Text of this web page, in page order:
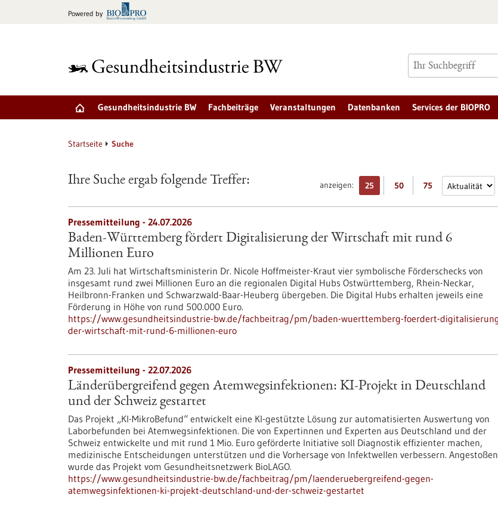
Powered by
Gesundheitsindustrie BW Fachbeiträge Veranstaltungen Datenbanken Services der BIOPRO
Startseite Suche
anzeigen: 25 50 75
Ihre Suche ergab folgende Treffer:
Pressemitteilung - 24.07.2026
Baden-Württemberg fördert Digitalisierung der Wirtschaft mit rund 6
Millionen Euro
Am 23. Juli hat Wirtschaftsministerin Dr. Nicole Hoffmeister-Kraut vier symbolische Förderschecks von
insgesamt rund zwei Millionen Euro an die regionalen Digital Hubs Ostwürttemberg, Rhein-Neckar,
Heilbronn-Franken und Schwarzwald-Baar-Heuberg übergeben. Die Digital Hubs erhalten jeweils eine
Förderung in Höhe von rund 500.000 Euro.
https://www.gesundheitsindustrie-bw.de/fachbeitrag/pm/baden-wuerttemberg-foerdert-
der-wirtschaft-mit-rund-6-millionen-euro
Pressemitteilung - 22.07.2026
Länderübergreifend gegen Atemwegsinfektionen: KI-Projekt in Deutschland
und der Schweiz gestartet
Das Projekt „KI-MikroBefund“ entwickelt eine KI-gestützte Lösung zur automatisierten Auswertung von
Laborbefunden bei Atemwegsinfektionen. Die von Expertinnen und Experten aus Deutschland und der
Schweiz entwickelte und mit rund 1 Mio. Euro geförderte Initiative soll Diagnostik effizienter machen,
medizinische Entscheidungen unterstützen und die Vorhersage von Infektwellen verbessern. Angestoßen
wurde das Projekt vom Gesundheitsnetzwerk BioLAGO.
https://www.gesundheitsindustrie-bw.de/fachbeitrag/pm/laenderuebergreifend-gegen-
atemwegsinfektionen-ki-projekt-deutschland-und-der-schweiz-gestartet